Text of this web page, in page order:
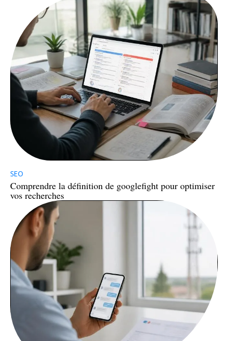
SEO
Comprendre la définition de googlefight pour optimiser
vos recherches